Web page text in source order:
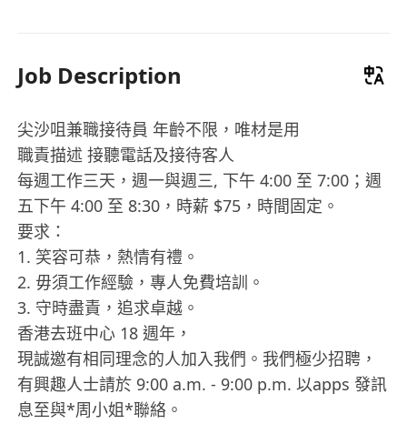
Job Description
尖沙咀兼職接待員 年齡不限，唯材是用
職責描述 接聽電話及接待客人
每週工作三天，週一與週三, 下午 4:00 至 7:00；週
五下午 4:00 至 8:30，時薪 $75，時間固定。
要求：
1. 笑容可恭，熱情有禮。
2. 毋須工作經驗，專人免費培訓。
3. 守時盡責，追求卓越。
香港去班中心 18 週年，
現誠邀有相同理念的人加入我們。我們極少招聘，
有興趣人士請於 9:00 a.m. - 9:00 p.m. 以apps 發訊
息至與*周小姐*聯絡。